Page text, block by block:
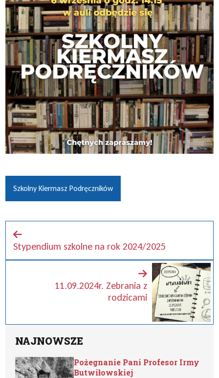
Szkolny Kiermasz Podręczników
Stypendium szkolne na rok 2024/2025
11.09.2024r. Zebrania z
rodzicami
NAJNOWSZE
Pożegnanie Pani Profesor Irmy
Butwiłowskiej